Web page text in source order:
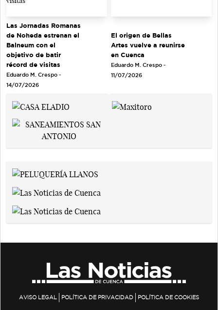
Las Jornadas Romanas
de Noheda estrenan el
Balneum con el
objetivo de batir
récord de visitas
Eduardo M. Crespo -
14/07/2026
El origen de Bellas
Artes vuelve a reunirse
en Cuenca
Eduardo M. Crespo -
11/07/2026
AVISO LEGAL POLÍTICA DE PRIVACIDAD POLÍTICA DE COOKIES